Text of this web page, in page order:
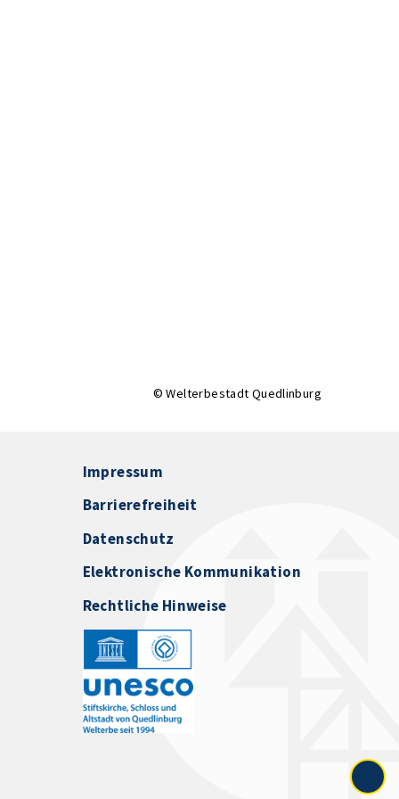
© Welterbestadt Quedlinburg
Impressum
Barrierefreiheit
Datenschutz
Elektronische Kommunikation
Rechtliche Hinweise